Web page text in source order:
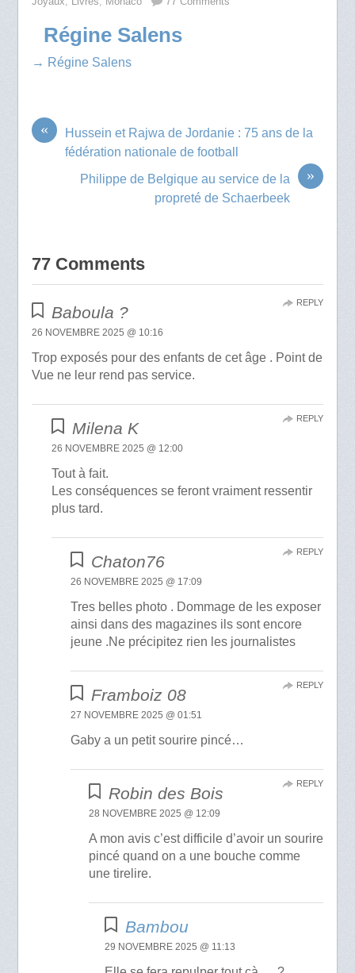
Régine Salens
→ Régine Salens
«
Hussein et Rajwa de Jordanie : 75 ans de la
fédération nationale de football
»
Philippe de Belgique au service de la
propreté de Schaerbeek
77 Comments
Baboula ?
26 NOVEMBRE 2025 @ 10:16
Trop exposés pour des enfants de cet âge . Point de
Vue ne leur rend pas service.
REPLY
Milena K
26 NOVEMBRE 2025 @ 12:00
Tout à fait.
Les conséquences se feront vraiment ressentir
plus tard.
REPLY
Chaton76
26 NOVEMBRE 2025 @ 17:09
Tres belles photo . Dommage de les exposer
ainsi dans des magazines ils sont encore
jeune .Ne précipitez rien les journalistes
REPLY
Framboiz 08
27 NOVEMBRE 2025 @ 01:51
Gaby a un petit sourire pincé…
REPLY
Robin des Bois
28 NOVEMBRE 2025 @ 12:09
A mon avis c’est difficile d’avoir un sourire
pincé quand on a une bouche comme
une tirelire.
REPLY
Bambou
29 NOVEMBRE 2025 @ 11:13